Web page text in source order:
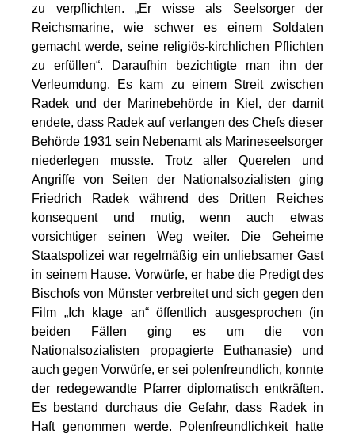
zu verpflichten. „Er wisse als Seelsorger der
Reichsmarine, wie schwer es einem Soldaten
gemacht werde, seine religiös-kirchlichen Pflichten
zu erfüllen“. Daraufhin bezichtigte man ihn der
Verleumdung. Es kam zu einem Streit zwischen
Radek und der Marinebehörde in Kiel, der damit
endete, dass Radek auf verlangen des Chefs dieser
Behörde 1931 sein Nebenamt als Marineseelsorger
niederlegen musste. Trotz aller Querelen und
Angriffe von Seiten der Nationalsozialisten ging
Friedrich Radek während des Dritten Reiches
konsequent und mutig, wenn auch etwas
vorsichtiger seinen Weg weiter. Die Geheime
Staatspolizei war regelmäßig ein unliebsamer Gast
in seinem Hause. Vorwürfe, er habe die Predigt des
Bischofs von Münster verbreitet und sich gegen den
Film „Ich klage an“ öffentlich ausgesprochen (in
beiden Fällen ging es um die von
Nationalsozialisten propagierte Euthanasie) und
auch gegen Vorwürfe, er sei polenfreundlich, konnte
der redegewandte Pfarrer diplomatisch entkräften.
Es bestand durchaus die Gefahr, dass Radek in
Haft genommen werde. Polenfreundlichkeit hatte